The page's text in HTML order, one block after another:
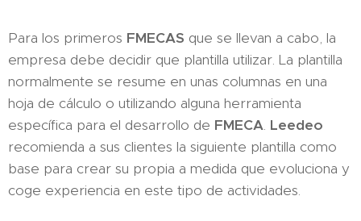
Para los primeros FMECAS que se llevan a cabo, la
empresa debe decidir que plantilla utilizar. La plantilla
normalmente se resume en unas columnas en una
hoja de cálculo o utilizando alguna herramienta
específica para el desarrollo de FMECA. Leedeo
recomienda a sus clientes la siguiente plantilla como
base para crear su propia a medida que evoluciona y
coge experiencia en este tipo de actividades.